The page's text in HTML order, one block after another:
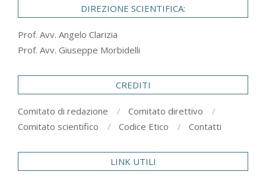
DIREZIONE SCIENTIFICA:
Prof. Avv. Angelo Clarizia
Prof. Avv. Giuseppe Morbidelli
CREDITI
Comitato di redazione
Comitato direttivo
Comitato scientifico
Codice Etico Contatti
LINK UTILI